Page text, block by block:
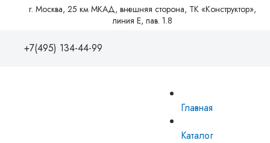
г. Москва, 25 км МКАД, внешняя сторона, ТК «Конструктор»,
линия Е, пав. 1.8
+7(495) 134-44-99
Главная
Каталог